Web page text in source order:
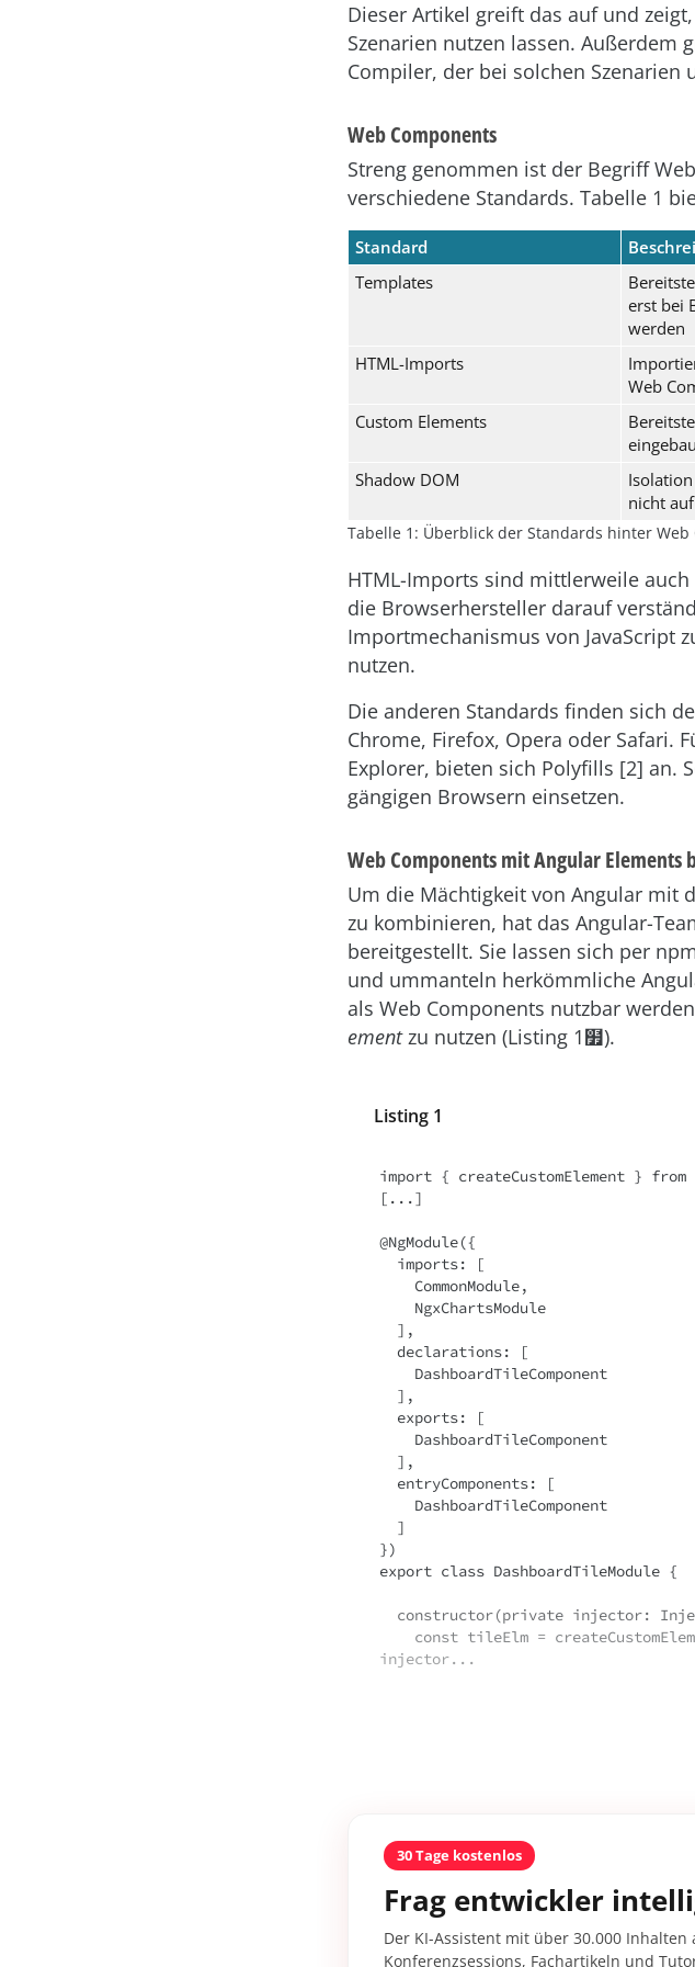
Dieser Artikel greift das auf und
Szenarien nutzen lassen. Außerdem
Compiler, der bei solchen Szenarien
Web Components
Streng genommen ist der Begriff
verschiedene Standards. Tabelle 1
Standard
Templates
erst bei
werden
HTML-Imports
Web
Custom Elements
Shadow DOM
nicht
Tabelle 1: Überblick der Standards hinter Web
HTML-Imports sind mittlerweile
die Browserhersteller darauf
Importmechanismus von JavaScript
nutzen.
Die anderen Standards finden sich
Chrome, Firefox, Opera oder Safari.
Explorer, bieten sich Polyfills [2] an.
gängigen Browsern einsetzen.
Web Components mit Angular Elements
Um die Mächtigkeit von Angular mit
zu kombinieren, hat das Angular-
bereitgestellt. Sie lassen sich per
und ummanteln herkömmliche
als Web Components nutzbar
ementzu nutzen (Listing 1໿).
Listing 1
import { createCustomElement }
[...]
@NgModule({
})
export class DashboardTileModule {
injector...
30 Tage kostenlos
Frag entwickler
Der KI-Assistent mit über 30.000 Inhalten
Konferenzsessions, Fachartikeln und